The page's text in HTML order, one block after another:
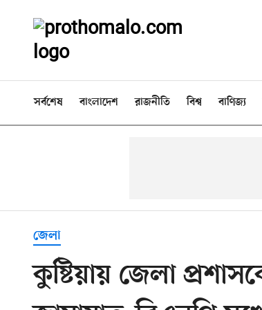
সর্বশেষ বাংলাদেশ রাজনীতি বিশ্ব বাণিজ্য
জেলা
কুষ্টিয়ায় জেলা